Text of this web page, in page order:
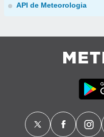
API de Meteorologia